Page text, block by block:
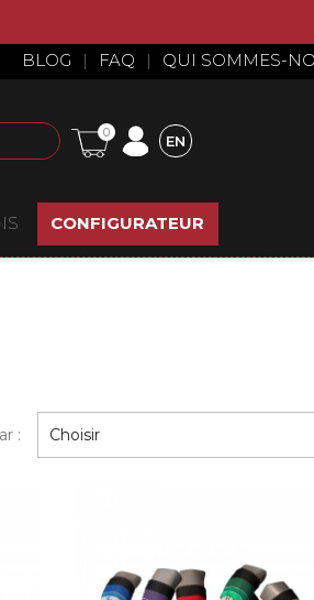
BLOG | FAQ | QUI SOMMES-
0 EN
CONFIGURATEUR
: Choisir